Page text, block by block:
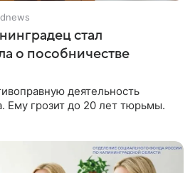
стал
о пособничестве
деятельность
Ему грозит до 20 лет тюрьмы.